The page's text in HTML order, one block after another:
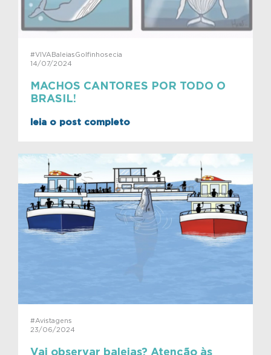
#VIVABaleiasGolfinhosecia
14/07/2024
MACHOS CANTORES POR TODO O
BRASIL!
leia o post completo
#Avistagens
23/06/2024
Vai observar baleias? Atenção às